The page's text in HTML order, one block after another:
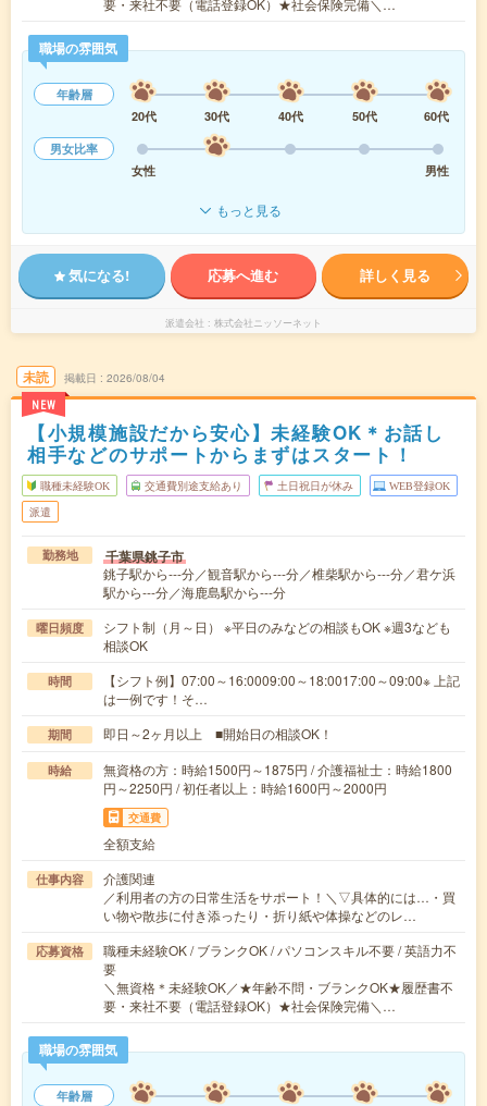
要・来社不要（電話登録OK）★社会保険完備＼…
職場の雰囲気
年齢層
20代
30代 40代 50代
60代
男女比率
女性
男性
もっと見る
気になる! 応募へ進む 詳しく見る
派遣会社 株式会社ニッソーネット
未読
NEW
掲載日 2026/08/04
【小規模施設だから安心】未経験OK＊お話し
相手などのサポートからまずはスタート！
職種未経験OK 交通費別途支給あり 土日祝日が休み WEB登録OK
派遣
勤務地 千葉県銚子市
銚子駅から---分／観音駅から---分／椎柴駅から---分／君ケ浜
駅から---分／海鹿島駅から---分
曜日頻度
シフト制（月～日） ※平日のみなどの相談もOK ※週3なども
相談OK
時間
【シフト例】07:00～16:0009:00～18:0017:00～09:00※ 上記
は一例です！そ…
期間 即日～2ヶ月以上 ■開始日の相談OK！
時給
無資格の方：時給1500円～1875円 / 介護福祉士：時給1800
円～2250円 / 初任者以上：時給1600円～2000円
交通費
全額支給
仕事内容
介護関連
／利用者の方の日常生活をサポート！＼▽具体的には…・買
い物や散歩に付き添ったり・折り紙や体操などのレ…
応募資格
職種未経験OK / ブランクOK / パソコンスキル不要 / 英語力不
要
＼無資格＊未経験OK／★年齢不問・ブランクOK★履歴書不
要・来社不要（電話登録OK）★社会保険完備＼…
職場の雰囲気
年齢層